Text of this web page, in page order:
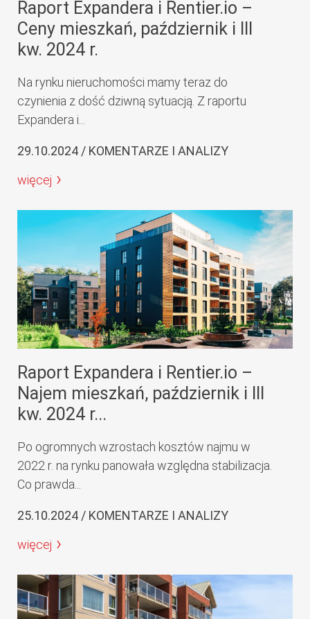
Raport Expandera i Rentier.io –
Ceny mieszkań, październik i III
kw. 2024 r.
Na rynku nieruchomości mamy teraz do
czynienia z dość dziwną sytuacją. Z raportu
Expandera i...
29.10.2024 / KOMENTARZE I ANALIZY
więcej
Raport Expandera i Rentier.io –
Najem mieszkań, październik i III
kw. 2024 r...
Po ogromnych wzrostach kosztów najmu w
2022 r. na rynku panowała względna stabilizacja.
Co prawda...
25.10.2024 / KOMENTARZE I ANALIZY
więcej